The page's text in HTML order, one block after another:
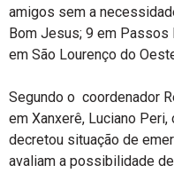
amigos sem a
Bom Jesus; 9 em Passos
em São Lourenço do
Segundo o coordenador
em Xanxerê, Luciano
decretou situação de
avaliam a possibilidade